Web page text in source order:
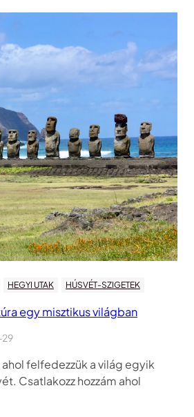
HEGYI UTAK HÚSVÉT-SZIGETEK
egy misztikus világban
felfedezzük a világ egyik
Csatlakozz hozzám ahol